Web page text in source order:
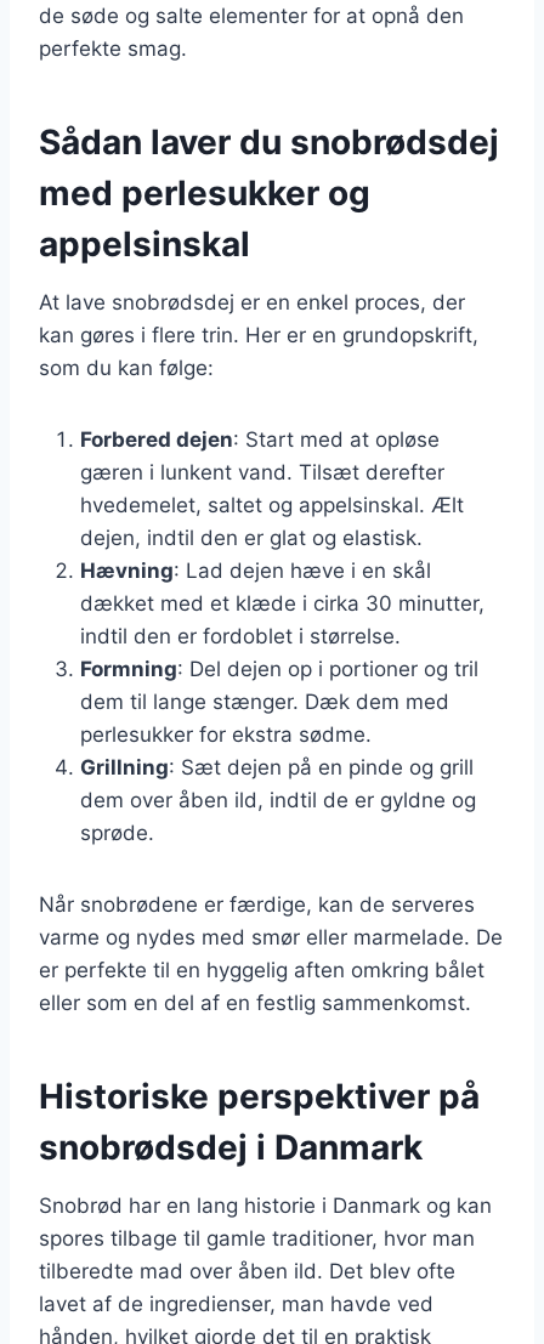
de søde og salte elementer for at opnå den
perfekte smag.
Sådan laver du snobrødsdej
med perlesukker og
appelsinskal
At lave snobrødsdej er en enkel proces, der
kan gøres i flere trin. Her er en grundopskrift,
som du kan følge:
Forbered dejen: Start med at opløse
gæren i lunkent vand. Tilsæt derefter
hvedemelet, saltet og appelsinskal. Ælt
dejen, indtil den er glat og elastisk.
Hævning: Lad dejen hæve i en skål
dækket med et klæde i cirka 30 minutter,
indtil den er fordoblet i størrelse.
Formning: Del dejen op i portioner og tril
dem til lange stænger. Dæk dem med
perlesukker for ekstra sødme.
Grillning: Sæt dejen på en pinde og grill
dem over åben ild, indtil de er gyldne og
sprøde.
Når snobrødene er færdige, kan de serveres
varme og nydes med smør eller marmelade. De
er perfekte til en hyggelig aften omkring bålet
eller som en del af en festlig sammenkomst.
Historiske perspektiver på
snobrødsdej i Danmark
Snobrød har en lang historie i Danmark og kan
spores tilbage til gamle traditioner, hvor man
tilberedte mad over åben ild. Det blev ofte
lavet af de ingredienser, man havde ved
hånden, hvilket gjorde det til en praktisk